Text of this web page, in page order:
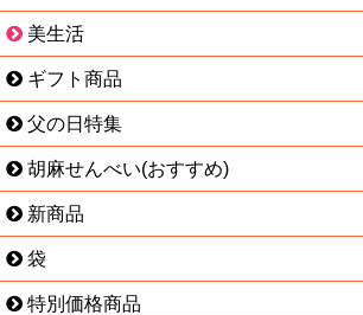
美生活
ギフト商品
父の日特集
胡麻せんべい(おすすめ)
新商品
袋
特別価格商品